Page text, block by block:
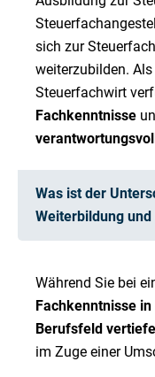
sich zur
weiterzubilden.
Steuerfachwirt
Fachkenntnisse
Was ist der
Weiterbildung
Während Sie bei
Fachkenntnisse
Berufsfeld
im Zuge einer